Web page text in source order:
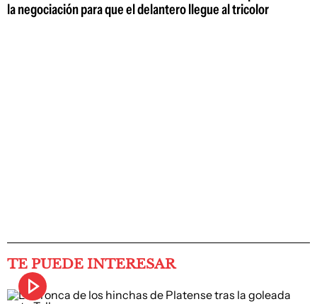
la negociación para que el delantero llegue al tricolor
TE PUEDE INTERESAR